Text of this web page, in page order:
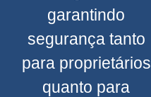
garantindo
segurança tanto
para proprietários
quanto para